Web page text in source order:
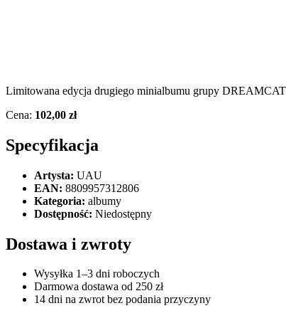
Limitowana edycja drugiego minialbumu grupy
Cena: 102,00 zł
Specyfikacja
Artysta: UAU
EAN: 8809957312806
Kategoria: albumy
Dostępność: Niedostępny
Dostawa i zwroty
Wysyłka 1–3 dni roboczych
Darmowa dostawa od 250 zł
14 dni na zwrot bez podania przyczyny